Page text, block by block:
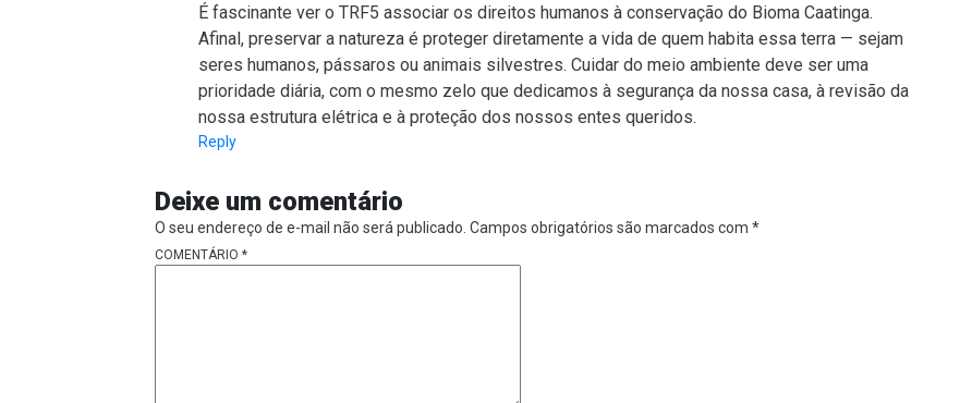
É fascinante ver o TRF5 associar os direitos humanos à conservação do Bioma Caatinga.
Afinal, preservar a natureza é proteger diretamente a vida de quem habita essa terra — sejam
seres humanos, pássaros ou animais silvestres. Cuidar do meio ambiente deve ser uma
prioridade diária, com o mesmo zelo que dedicamos à segurança da nossa casa, à revisão da
nossa estrutura elétrica e à proteção dos nossos entes queridos.
Reply
Deixe um comentário
O seu endereço de e-mail não será publicado. Campos obrigatórios são marcados com *
COMENTÁRIO *